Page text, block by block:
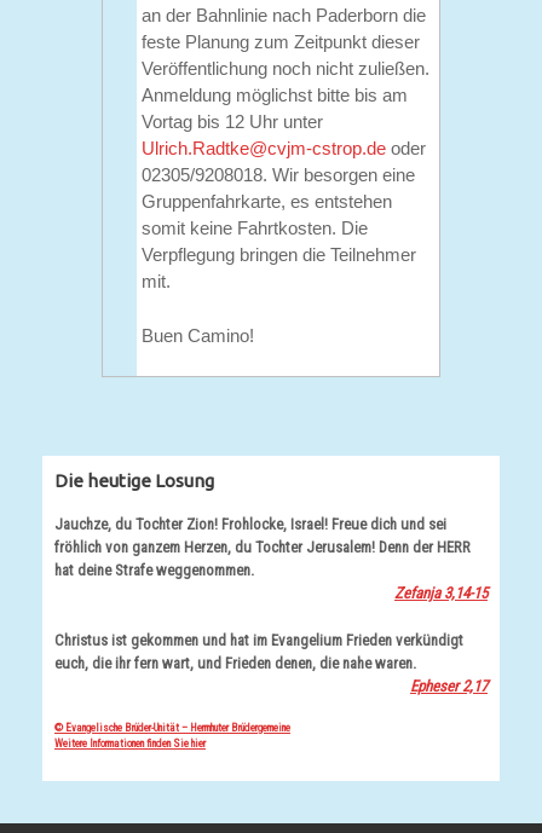
an der Bahnlinie nach Paderborn die
feste Planung zum Zeitpunkt dieser
Veröffentlichung noch nicht zuließen.
Anmeldung möglichst bitte bis am
Vortag bis 12 Uhr unter
Ulrich.Radtke@cvjm-cstrop.de oder
02305/9208018. Wir besorgen eine
Gruppenfahrkarte, es entstehen
somit keine Fahrtkosten. Die
Verpflegung bringen die Teilnehmer
mit.
Buen Camino!
Die heutige Losung
Jauchze, du Tochter Zion! Frohlocke, Israel! Freue dich und sei
fröhlich von ganzem Herzen, du Tochter Jerusalem! Denn der HERR
hat deine Strafe weggenommen.
Zefanja 3,14-15
Christus ist gekommen und hat im Evangelium Frieden verkündigt
euch, die ihr fern wart, und Frieden denen, die nahe waren.
Epheser 2,17
© Evangelische Brüder-Unität – Herrnhuter Brüdergemeine
Weitere Informationen finden Sie hier